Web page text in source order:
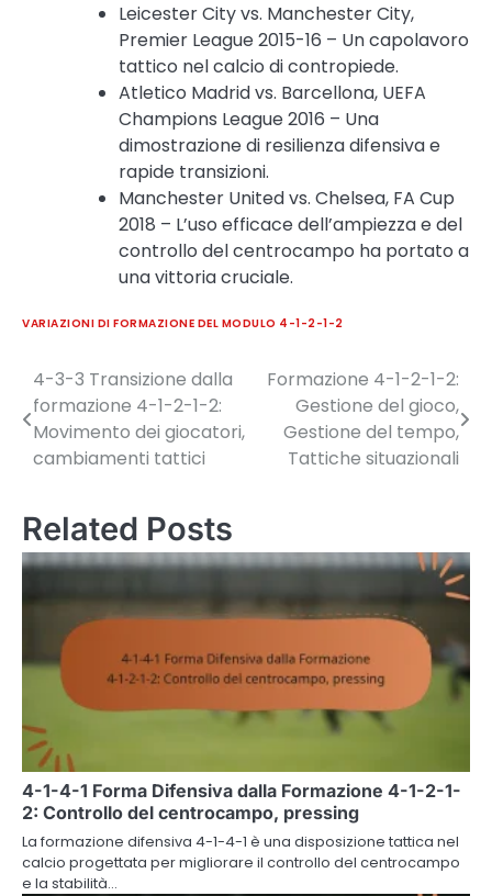
Leicester City vs. Manchester City,
Premier League 2015-16 – Un capolavoro
tattico nel calcio di contropiede.
Atletico Madrid vs. Barcellona, UEFA
Champions League 2016 – Una
dimostrazione di resilienza difensiva e
rapide transizioni.
Manchester United vs. Chelsea, FA Cup
2018 – L’uso efficace dell’ampiezza e del
controllo del centrocampo ha portato a
una vittoria cruciale.
VARIAZIONI DI FORMAZIONE DEL MODULO 4-1-2-1-2
Post
navigation
4-3-3 Transizione dalla
formazione 4-1-2-1-2:
Movimento dei giocatori,
cambiamenti tattici
Formazione 4-1-2-1-2:
Gestione del gioco,
Gestione del tempo,
Tattiche situazionali
Related Posts
4-1-4-1 Forma Difensiva dalla Formazione 4-1-2-1-
2: Controllo del centrocampo, pressing
La formazione difensiva 4-1-4-1 è una disposizione tattica nel
calcio progettata per migliorare il controllo del centrocampo
e la stabilità…